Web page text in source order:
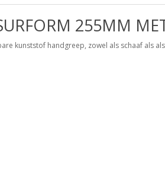
255MM
kunststof handgreep, zowel als schaaf als